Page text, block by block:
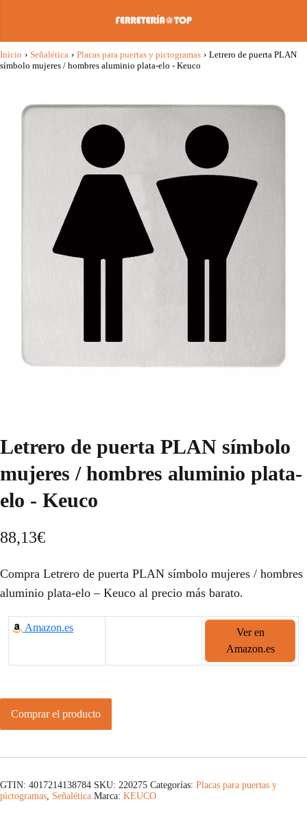
Inicio › Señalética › Placas para puertas y pictogramas › Letrero de puerta PLAN
símbolo mujeres / hombres aluminio plata-elo - Keuco
Letrero de puerta PLAN símbolo
mujeres / hombres aluminio plata-
elo - Keuco
88,13€
Compra Letrero de puerta PLAN símbolo mujeres / hombres
aluminio plata-elo – Keuco al precio más barato.
Amazon.es
Ver en
Amazon.es
Comprar el producto
GTIN: 4017214138784 SKU: 220275 Categorías: Placas para puertas y
pictogramas, Señalética Marca: KEUCO